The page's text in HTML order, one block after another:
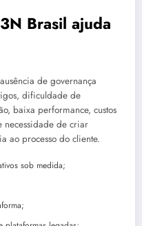
Brasil ajuda
de governança
dificuldade de
baixa performance, custos
necessidade de criar
ao processo do cliente.
sob medida;